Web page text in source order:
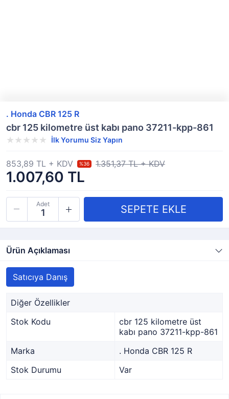
. Honda CBR 125 R
cbr 125 kilometre üst kabı pano 37211-kpp-861
İlk Yorumu Siz Yapın
1.007,60 TL
853,89 TL + KDV %36 1.351,37 TL + KDV
Adet
Ürün Açıklaması
Satıcıya Danış
Diğer Özellikler
Stok Kodu
cbr 125 kilometre üst
kabı pano 37211-kpp-861
Marka
. Honda CBR 125 R
Stok Durumu
Var